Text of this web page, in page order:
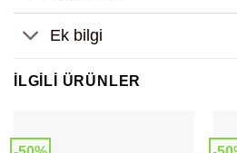
Ek bilgi
İLGILI ÜRÜNLER